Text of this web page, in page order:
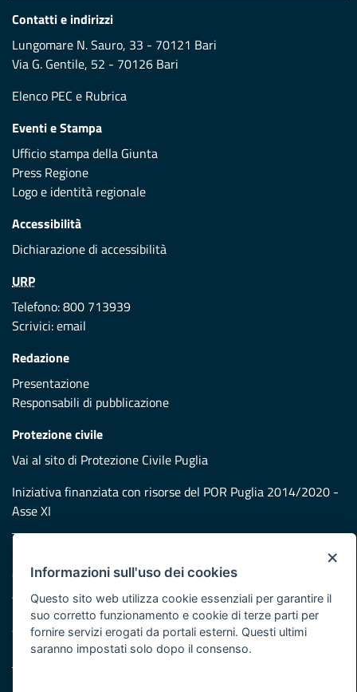
Contatti e indirizzi
Lungomare N. Sauro, 33 - 70121 Bari
Via G. Gentile, 52 - 70126 Bari
Elenco PEC e Rubrica
Eventi e Stampa
Ufficio stampa della Giunta
Press Regione
Logo e identità regionale
Accessibilità
Dichiarazione di accessibilità
URP
Telefono: 800 713939
Scrivici:email
Redazione
Presentazione
Responsabili di pubblicazione
Protezione civile
Vai al sito di Protezione Civile Puglia
Iniziativa finanziata con risorse del POR Puglia 2014/2020 -
Asse XI
Cookie e privacy
Atti di notifica
Feed RSS
Servizi Intranet
×
Informazioni sull'uso dei cookies
Questo sito web utilizza cookie essenziali per garantire il
suo corretto funzionamento e cookie di terze parti per
fornire servizi erogati da portali esterni. Questi ultimi
saranno impostati solo dopo il consenso.